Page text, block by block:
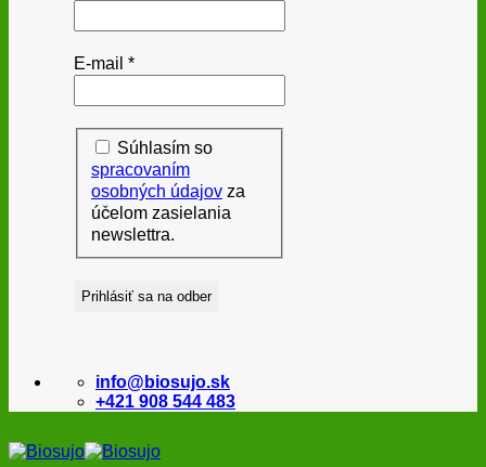
E-mail *
Súhlasím so
spracovaním
osobných údajov za
účelom zasielania
newslettra.
info@biosujo.sk
+421 908 544 483